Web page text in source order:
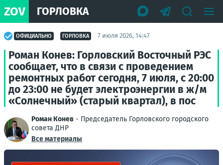
ZOV ГОРЛОВКА
ОФИЦИАЛЬНО ГОРЛОВКА 7 июля 2026, 14:47
Роман Конев: Горловский Восточный РЭС
сообщает, что в связи с проведением
ремонтных работ сегодня, 7 июля, с 20:00
до 23:00 не будет электроэнергии в ж/м
«Солнечный» (старый квартал), в пос
Роман Конев - Председатель Горловского городского
совета ДНР
Все материалы